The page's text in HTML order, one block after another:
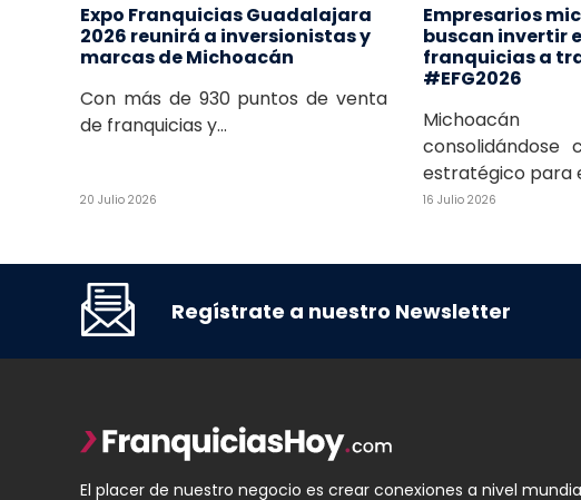
Expo Franquicias Guadalajara
2026 reunirá a inversionistas y
marcas de Michoacán
Con más de 930 puntos de venta
de franquicias y...
20 Julio 2026
Empresarios
buscan invertir
franquicias a
#EFG2026
consolidándose
estratégico para
16 Julio 2026
Regístrate a nuestro Newsletter
El placer de nuestro negocio es crear conexiones a nivel